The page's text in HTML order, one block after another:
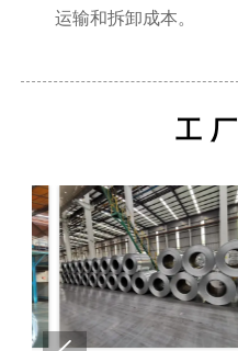
运输和拆卸成本。
工厂